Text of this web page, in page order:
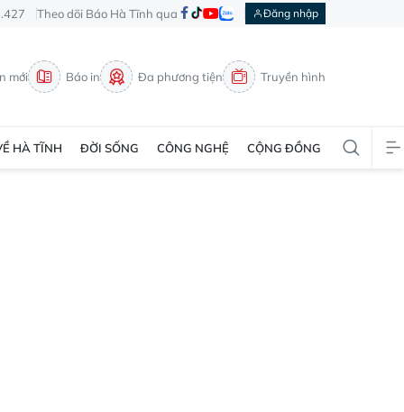
Theo dõi Báo Hà Tĩnh qua Đăng nhập
mới Báo in Đa phương tiện Truyền hình
HÀ TĨNH ĐỜI SỐNG CÔNG NGHỆ CỘNG ĐỒNG